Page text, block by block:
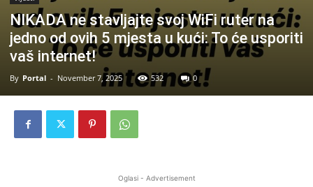
NIKADA ne stavljajte svoj WiFi ruter na
jedno od ovih 5 mjesta u kući: To će usporiti
vaš internet!
By Portal - November 7, 2025 532 0
Oglasi - Advertisement